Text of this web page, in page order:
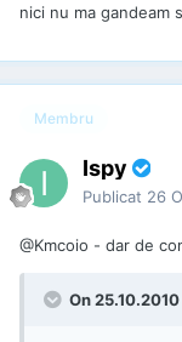
nici nu ma gandeam
Membru
Ispy
Publicat 26
@Kmcoio - dar de
On